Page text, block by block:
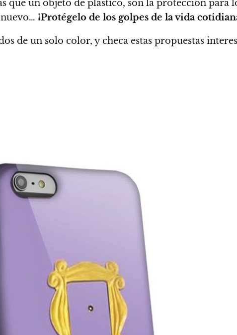
que un objeto de plástico, son la protección para
¡Protégelo de los golpes de la vida
de un solo color, y checa estas propuestas